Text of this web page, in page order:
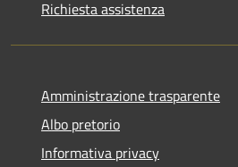
Richiesta assistenza
Amministrazione trasparente
Albo pretorio
Informativa privacy